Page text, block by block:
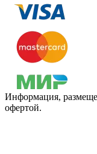
Информация,
офертой.